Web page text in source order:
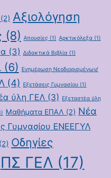
Αξιολόγηση
(8) Απουσίες (1) Αρκτικόλεξα(1)
(3) Διδακτικά Βιβλία(1)
(6) Ενημέρωση Νεοδιορισμένων/
(4) Εξετάσεις Γυμνασίου(1)
ύλη ΓΕΛ(3) Εξεταστέα ύλη
Μαθήματα ΕΠΑΛ (2) Νέα
Γυμνασίου ΕΝΕΕΓΥΛ
(2) Οδηγίες
ΠΣ ΓΕΛ (17)